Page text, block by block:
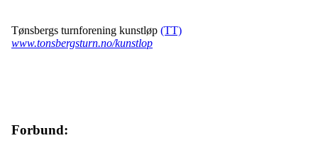
Tønsbergs turnforening kunstløp (TT)
www.tonsbergsturn.no/kunstlop
Forbund: